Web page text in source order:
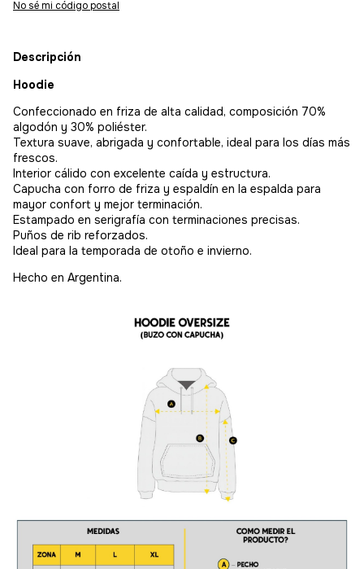
No sé mi código postal
Descripción
Hoodie
Confeccionado en friza de alta calidad, composición 70%
algodón y 30% poliéster.
Textura suave, abrigada y confortable, ideal para los días más
frescos.
Interior cálido con excelente caída y estructura.
Capucha con forro de friza y espaldín en la espalda para
mayor confort y mejor terminación.
Estampado en serigrafía con terminaciones precisas.
Puños de rib reforzados.
Ideal para la temporada de otoño e invierno.
Hecho en Argentina.